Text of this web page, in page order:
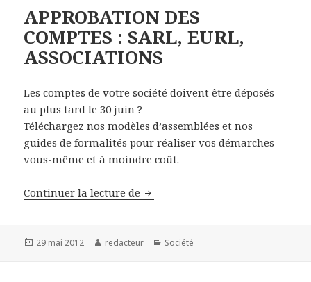
APPROBATION DES
COMPTES : SARL, EURL,
ASSOCIATIONS
Les comptes de votre société doivent être déposés
au plus tard le 30 juin ?
Téléchargez nos modèles d’assemblées et nos
guides de formalités pour réaliser vos démarches
vous-même et à moindre coût.
Continuer la lecture de APPROBATION DES COMPTES :
Publié
29 mai 2012 Auteur
redacteur Catégories
Société